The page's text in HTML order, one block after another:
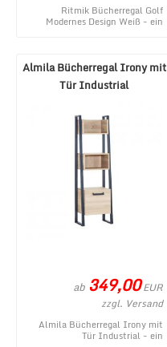
Ritmik Bücherregal Golf
Modernes Design Weiß - ein
Almila Bücherregal Irony mit
Tür Industrial
ab 349,00EUR
zzgl. Versand
Almila Bücherregal Irony mit
Tür Industrial - ein